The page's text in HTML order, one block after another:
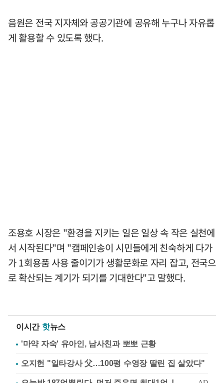
음원은 전국 지자체와 공공기관에 공유해 누구나 자유롭
게 활용할 수 있도록 했다.
조용호 시장은 "환경을 지키는 일은 일상 속 작은 실천에
서 시작된다"며 "캠페인송이 시민들에게 친숙하게 다가
가 1회용품 사용 줄이기가 생활문화로 자리 잡고, 전국으
로 확산되는 계기가 되기를 기대한다"고 말했다.
이시간 핫뉴스
'마약 자숙' 유아인, 남사친과 뽀뽀 근황
오지헌 "일타강사 父…100평 수영장 딸린 집 살았다"